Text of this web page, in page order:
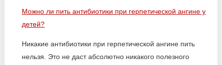
Можно ли пить антибиотики при герпетической ангине у
детей?
Никакие антибиотики при герпетической ангине пить
нельзя. Это не даст абсолютно никакого полезного